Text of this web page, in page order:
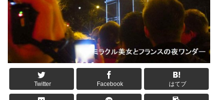
Twitter Facebook はてブ